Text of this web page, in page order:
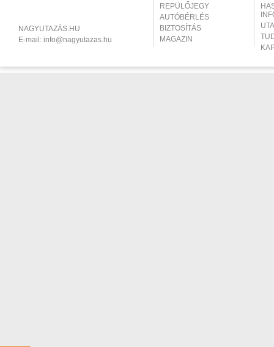
NAGYUTAZÁS.HU
E-mail: info@nagyutazas.hu
REPÜLŐJEGY
AUTÓBÉRLÉS
BIZTOSÍTÁS
MAGAZIN